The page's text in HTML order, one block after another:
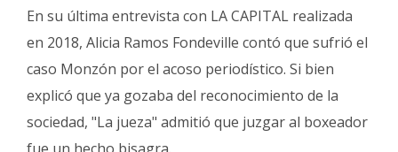
La
Zona
Cultura
Tecnología
En su última entrevista con LA CAPITAL realizada
en 2018, Alicia Ramos Fondeville contó que sufrió el
caso Monzón por el acoso periodístico. Si bien
explicó que ya gozaba del reconocimiento de la
sociedad, "La jueza" admitió que juzgar al boxeador